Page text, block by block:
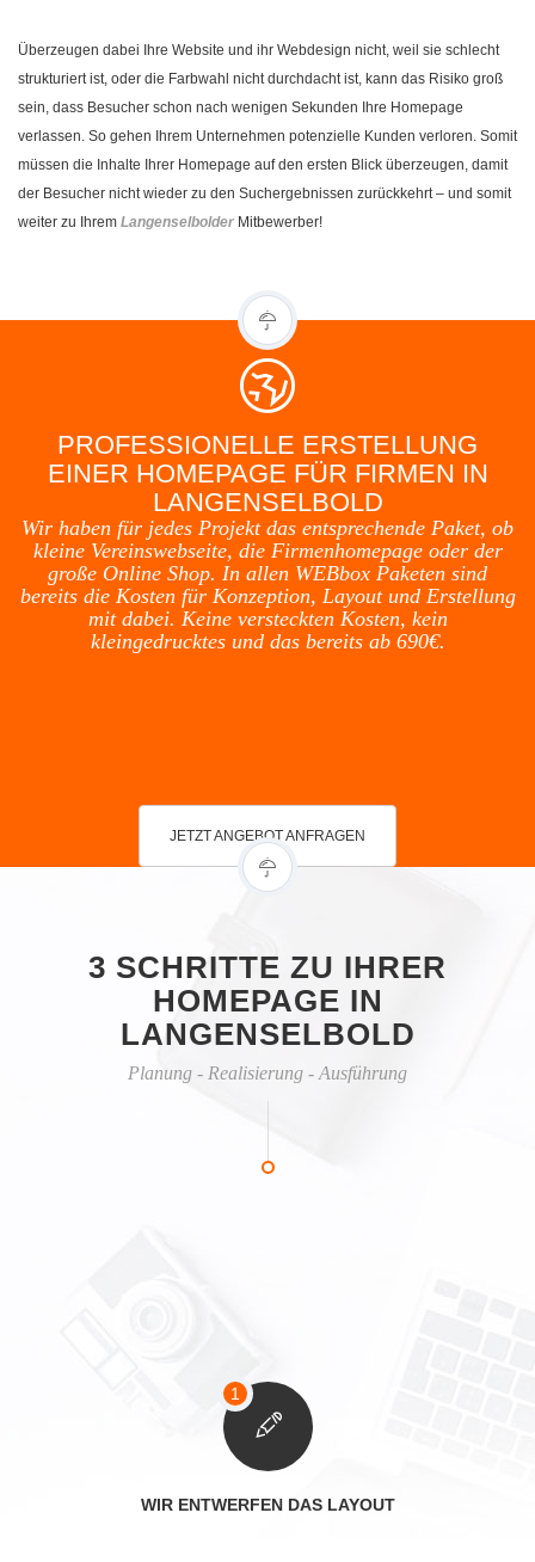
Überzeugen dabei Ihre Website und ihr Webdesign nicht, weil sie schlecht
strukturiert ist, oder die Farbwahl nicht durchdacht ist, kann das Risiko groß
sein, dass Besucher schon nach wenigen Sekunden Ihre Homepage
verlassen. So gehen Ihrem Unternehmen potenzielle Kunden verloren. Somit
müssen die Inhalte Ihrer Homepage auf den ersten Blick überzeugen, damit
der Besucher nicht wieder zu den Suchergebnissen zurückkehrt – und somit
weiter zu Ihrem Langenselbolder Mitbewerber!
PROFESSIONELLE ERSTELLUNG
EINER HOMEPAGE FÜR FIRMEN IN
LANGENSELBOLD
Wir haben für jedes Projekt das entsprechende Paket, ob
kleine Vereinswebseite, die Firmenhomepage oder der
große Online Shop. In allen WEBbox Paketen sind
bereits die Kosten für Konzeption, Layout und Erstellung
mit dabei. Keine versteckten Kosten, kein
kleingedrucktes und das bereits ab 690€.
JETZT ANGEBOT ANFRAGEN
3 SCHRITTE ZU IHRER
HOMEPAGE IN
LANGENSELBOLD
Planung - Realisierung - Ausführung
WIR ENTWERFEN DAS LAYOUT